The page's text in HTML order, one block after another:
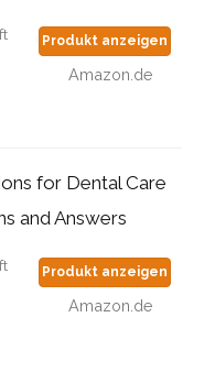
Produkt anzeigen
Amazon.de
for Dental Care
and Answers
Produkt anzeigen
Amazon.de